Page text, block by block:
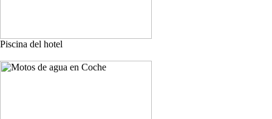
Piscina del hotel